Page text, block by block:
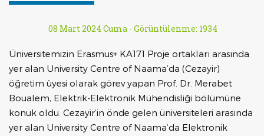
08 Mart 2024 Cuma - Görüntülenme: 1934
Üniversitemizin Erasmus+ KA171 Proje ortakları arasında
yer alan University Centre of Naama’da (Cezayir)
öğretim üyesi olarak görev yapan Prof. Dr. Merabet
Boualem, Elektrik-Elektronik Mühendisliği bölümüne
konuk oldu. Cezayir’in önde gelen üniversiteleri arasında
yer alan University Centre of Naama’da Elektronik